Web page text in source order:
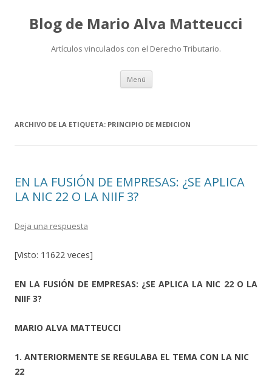
Blog de Mario Alva Matteucci
Artículos vinculados con el Derecho Tributario.
Menú Ir
contenido
ARCHIVO DE LA ETIQUETA: PRINCIPIO DE MEDICION
EN LA FUSIÓN DE EMPRESAS: ¿SE APLICA
LA NIC 22 O LA NIIF 3?
Deja una respuesta
[Visto: 11622 veces]
EN LA FUSIÓN DE EMPRESAS: ¿SE APLICA LA NIC 22 O LA
NIIF 3?
MARIO ALVA MATTEUCCI
1. ANTERIORMENTE SE REGULABA EL TEMA CON LA NIC
22